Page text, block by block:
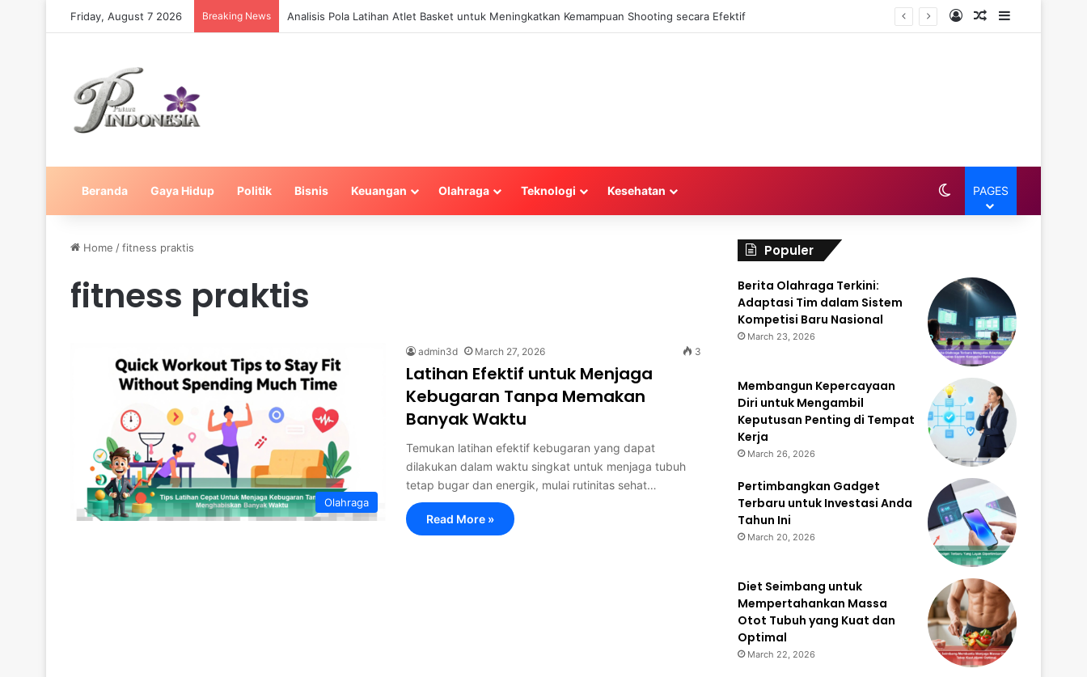
Friday, August 7 2026 Breaking News Analisis Pola Latihan Atlet Basket untuk Meningkatkan Kemampuan Shooting secara Efektif Log InRandom Article
Sidebar
Beranda Gaya Hidup Politik Bisnis Keuangan Olahraga Teknologi Kesehatan Switch skin
PAGES
Home /fitness praktis
fitness praktis
Olahraga
admin3d March 27, 2026 3
Latihan Efektif untuk Menjaga
Kebugaran Tanpa Memakan
Banyak Waktu
Temukan latihan efektif kebugaran yang dapat
dilakukan dalam waktu singkat untuk menjaga tubuh
tetap bugar dan energik, mulai rutinitas sehat…
Read More »
Populer
Berita Olahraga Terkini:
Adaptasi Tim dalam Sistem
Kompetisi Baru Nasional
March 23, 2026
Membangun Kepercayaan
Diri untuk Mengambil
Keputusan Penting di Tempat
Kerja
March 26, 2026
Pertimbangkan Gadget
Terbaru untuk Investasi Anda
Tahun Ini
March 20, 2026
Diet Seimbang untuk
Mempertahankan Massa
Otot Tubuh yang Kuat dan
Optimal
March 22, 2026